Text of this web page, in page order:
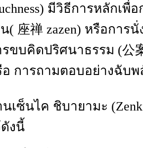
มีวิธีการหลักเพื่
( 座禅 zazen) หรือการ
รขบคิดปริศนาธรรม (公
อ การถามตอบอย่างฉับ
เซ็นไค ชิบายามะ
งนี้